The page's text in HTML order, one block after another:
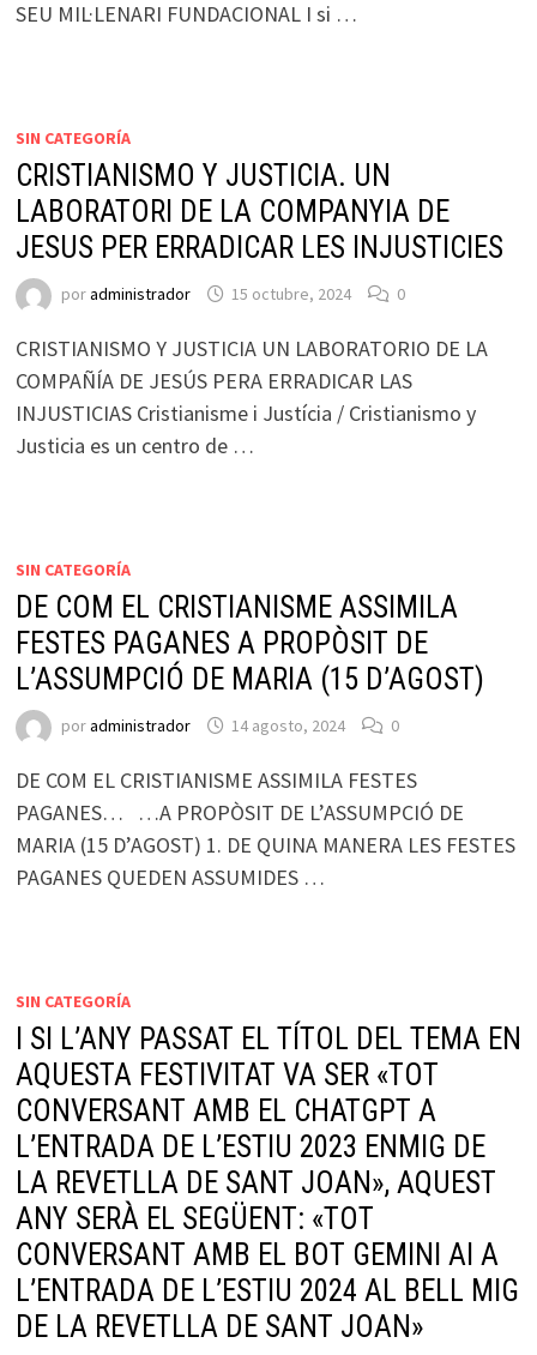
SEU MIL·LENARI FUNDACIONAL I si …
SIN CATEGORÍA
CRISTIANISMO Y JUSTICIA. UN
LABORATORI DE LA COMPANYIA DE
JESUS PER ERRADICAR LES INJUSTICIES
poradministrador 15 octubre, 2024 0
CRISTIANISMO Y JUSTICIA UN LABORATORIO DE LA
COMPAÑÍA DE JESÚS PERA ERRADICAR LAS
INJUSTICIAS Cristianisme i Justícia / Cristianismo y
Justicia es un centro de …
SIN CATEGORÍA
DE COM EL CRISTIANISME ASSIMILA
FESTES PAGANES A PROPÒSIT DE
L’ASSUMPCIÓ DE MARIA (15 D’AGOST)
poradministrador 14 agosto, 2024 0
DE COM EL CRISTIANISME ASSIMILA FESTES
PAGANES… …A PROPÒSIT DE L’ASSUMPCIÓ DE
MARIA (15 D’AGOST) 1. DE QUINA MANERA LES FESTES
PAGANES QUEDEN ASSUMIDES …
SIN CATEGORÍA
I SI L’ANY PASSAT EL TÍTOL DEL TEMA EN
AQUESTA FESTIVITAT VA SER «TOT
CONVERSANT AMB EL CHATGPT A
L’ENTRADA DE L’ESTIU 2023 ENMIG DE
LA REVETLLA DE SANT JOAN», AQUEST
ANY SERÀ EL SEGÜENT: «TOT
CONVERSANT AMB EL BOT GEMINI AI A
L’ENTRADA DE L’ESTIU 2024 AL BELL MIG
DE LA REVETLLA DE SANT JOAN»